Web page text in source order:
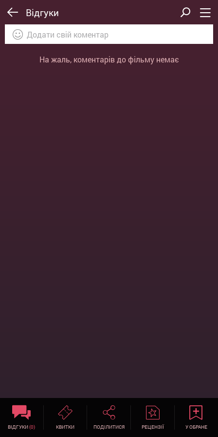
Відгуки
На жаль, коментарів до фільму немає
ВІДГУКИ(0) КВИТКИ ПОДІЛИТИСЯ РЕЦЕНЗІЇ У ОБРАНЕ